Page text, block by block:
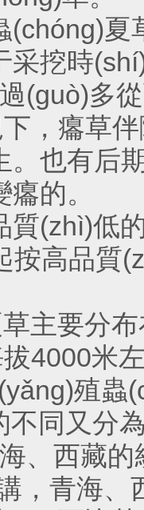
夏草
挖時
多從
下，
也有后期
的。
(zhì)低
高品質
要分布在
海拔4000
殖蟲
分為青海
、西
講，青